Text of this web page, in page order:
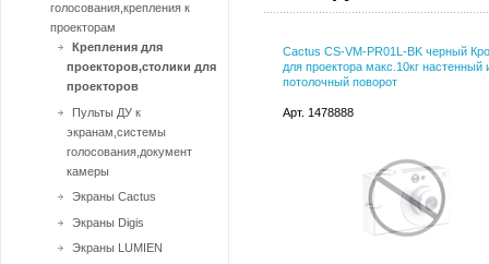
Cactus CS-VM-PR01L-BK черный
для проектора макс.10кг настенный
потолочный поворот
Арт. 1478888
голосования,крепления к
проекторам
Крепления для
проекторов,столики для
проекторов
Пульты ДУ к
экранам,системы
голосования,документ
камеры
Экраны Cactus
Экраны Digis
Экраны LUMIEN